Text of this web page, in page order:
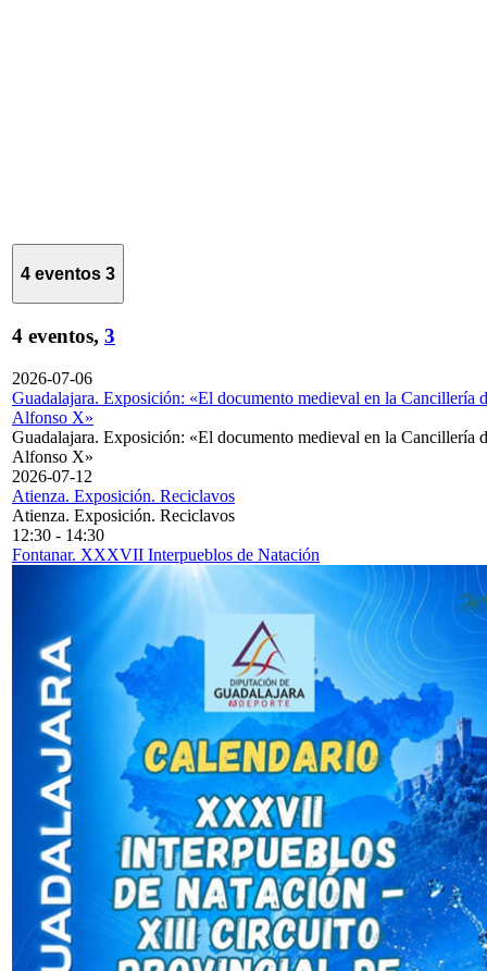
4 eventos 3
4 eventos, 3
2026-07-06
Guadalajara. Exposición: «El documento medieval en la Cancillería
Alfonso X»
Guadalajara. Exposición: «El documento medieval en la Cancillería
Alfonso X»
2026-07-12
Atienza. Exposición. Reciclavos
Atienza. Exposición. Reciclavos
12:30 - 14:30
Fontanar. XXXVII Interpueblos de Natación